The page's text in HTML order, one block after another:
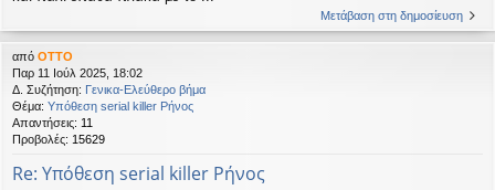
Μετάβαση στη δημοσίευση
από OTTO
Παρ 11 Ιούλ 2025, 18:02
Δ. Συζήτηση: Γενικα-Ελεύθερο βήμα
Θέμα: Υπόθεση serial killer Ρήνος
Απαντήσεις: 11
Προβολές: 15629
Re: Υπόθεση serial killer Ρήνος